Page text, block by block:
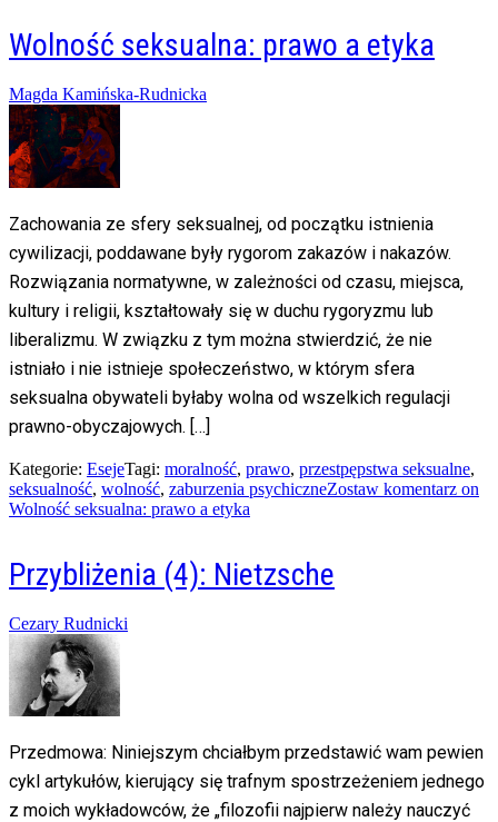
Wolność seksualna: prawo a etyka
Posted
on
06/09/201420/02/2016
Magda Kamińska-Rudnicka
Zachowania ze sfery seksualnej, od początku istnienia
cywilizacji, poddawane były rygorom zakazów i nakazów.
Rozwiązania normatywne, w zależności od czasu, miejsca,
kultury i religii, kształtowały się w duchu rygoryzmu lub
liberalizmu. W związku z tym można stwierdzić, że nie
istniało i nie istnieje społeczeństwo, w którym sfera
seksualna obywateli byłaby wolna od wszelkich regulacji
prawno-obyczajowych. […]
Kategorie: EsejeTagi: moralność, prawo, przestpępstwa seksualne,
seksualność, wolność, zaburzenia psychiczneZostaw komentarz on
Wolność seksualna: prawo a etyka
Przybliżenia (4): Nietzsche
Posted
on
04/07/201420/02/2016
Cezary Rudnicki
Przedmowa: Niniejszym chciałbym przedstawić wam pewien
cykl artykułów, kierujący się trafnym spostrzeżeniem jednego
z moich wykładowców, że „filozofii najpierw należy nauczyć